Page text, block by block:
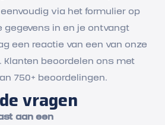
via het formulier op
gegevens in en je ontvangt
een reactie van een van onze
beoordelen ons met
750+ beoordelingen.
vragen
aan een